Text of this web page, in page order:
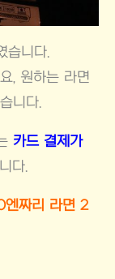
습니다.
, 원하는 라면
니다.
카드 결제가
다.
짜리 라면 2